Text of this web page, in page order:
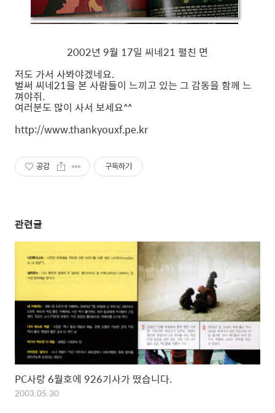
2002년 9월 17일 씨네21 펼친 면
저도 가서 사봐야겠네요.
벌써 씨네21을 본 사람들이 느끼고 있는 그 감동을 함께 느
껴야쥐.
여러분도 많이 사서 보세요^^
http://www.thankyouxf.pe.kr
공감 구독하기
관련글
PC사랑 6월호에 926기사가 떴습니다.
2003.05.30